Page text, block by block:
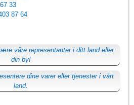
33
87 64
våre representanter i ditt land eller
din by!
dine varer eller tjenester i vårt
land.